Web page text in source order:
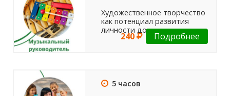
Художественное творчество
как потенциал развития
личности дошкольника
240 Подробнее
5 часов